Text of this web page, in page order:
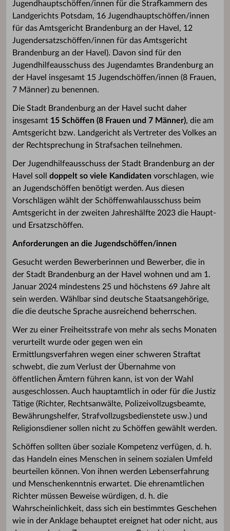
Jugendhauptschöffen/innen für die Strafkammern des
Landgerichts Potsdam, 16 Jugendhauptschöffen/innen
für das Amtsgericht Brandenburg an der Havel, 12
Jugendersatzschöffen/innen für das Amtsgericht
Brandenburg an der Havel). Davon sind für den
Jugendhilfeausschuss des Jugendamtes Brandenburg an
der Havel insgesamt 15 Jugendschöffen/innen (8 Frauen,
7 Männer) zu benennen.
Die Stadt Brandenburg an der Havel sucht daher
insgesamt 15 Schöffen (8 Frauen und 7 Männer), die am
Amtsgericht bzw. Landgericht als Vertreter des Volkes an
der Rechtsprechung in Strafsachen teilnehmen.
Der Jugendhilfeausschuss der Stadt Brandenburg an der
Havel soll doppelt so viele Kandidaten vorschlagen, wie
an Jugendschöffen benötigt werden. Aus diesen
Vorschlägen wählt der Schöffenwahlausschuss beim
Amtsgericht in der zweiten Jahreshälfte 2023 die Haupt-
und Ersatzschöffen.
Anforderungen an die Jugendschöffen/innen
Gesucht werden Bewerberinnen und Bewerber, die in
der Stadt Brandenburg an der Havel wohnen und am 1.
Januar 2024 mindestens 25 und höchstens 69 Jahre alt
sein werden. Wählbar sind deutsche Staatsangehörige,
die die deutsche Sprache ausreichend beherrschen.
Wer zu einer Freiheitsstrafe von mehr als sechs Monaten
verurteilt wurde oder gegen wen ein
Ermittlungsverfahren wegen einer schweren Straftat
schwebt, die zum Verlust der Übernahme von
öffentlichen Ämtern führen kann, ist von der Wahl
ausgeschlossen. Auch hauptamtlich in oder für die Justiz
Tätige (Richter, Rechtsanwälte, Polizeivollzugsbeamte,
Bewährungshelfer, Strafvollzugsbedienstete usw.) und
Religionsdiener sollen nicht zu Schöffen gewählt werden.
Schöffen sollten über soziale Kompetenz verfügen, d. h.
das Handeln eines Menschen in seinem sozialen Umfeld
beurteilen können. Von ihnen werden Lebenserfahrung
und Menschenkenntnis erwartet. Die ehrenamtlichen
Richter müssen Beweise würdigen, d. h. die
Wahrscheinlichkeit, dass sich ein bestimmtes Geschehen
wie in der Anklage behauptet ereignet hat oder nicht, aus